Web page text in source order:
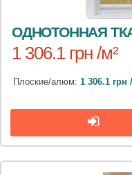
ОДНОТОННАЯ
1 306.1 грн /м²
Плоские/алюм: 1 306.1 грн